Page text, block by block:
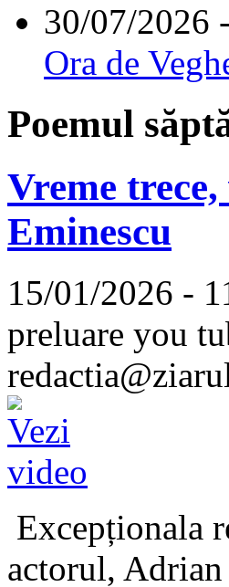
30/07/2026
Ora de
Poemul
Vreme
Eminescu
15/01/2026 -
preluare you
Excepționala
actorul,